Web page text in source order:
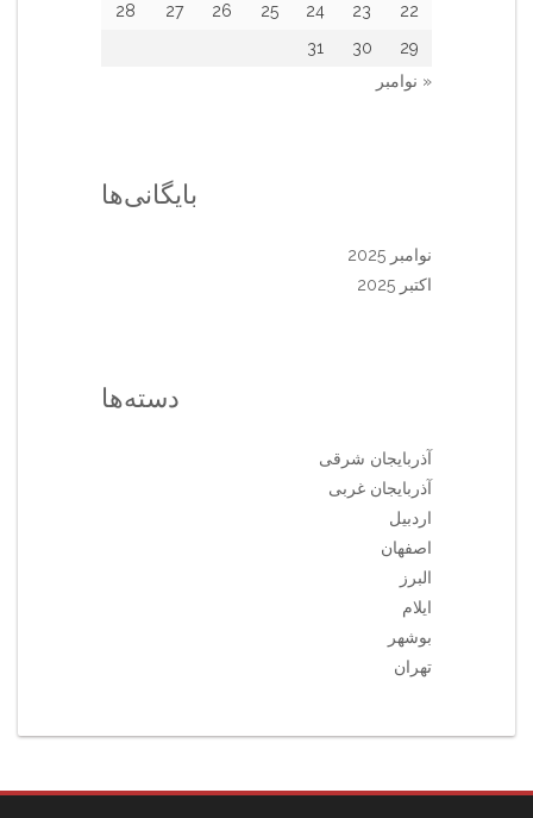
22
23
24
25
26
27
28
29
30
31
« نوامبر
بایگانی‌ها
نوامبر 2025
اکتبر 2025
دسته‌ها
آذربایجان شرقی
آذربایجان غربی
اردبیل
اصفهان
البرز
ایلام
بوشهر
تهران